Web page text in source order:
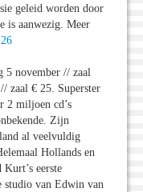
geleid worden door
is aanwezig. Meer
5 november // zaal
zaal € 25. Superster
2 miljoen cd’s
Zijn
al veelvuldig
Hollands en
eerste
studio van Edwin van